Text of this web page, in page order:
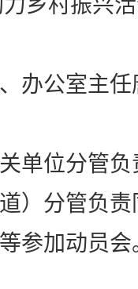
公室主任
位分管负
）分管负
参加动员会